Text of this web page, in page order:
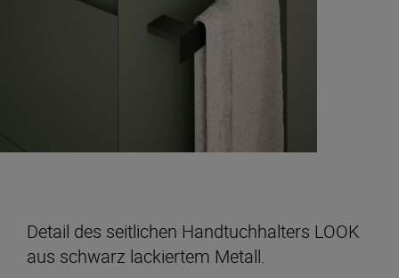
Detail des seitlichen Handtuchhalters LOOK
aus schwarz lackiertem Metall.